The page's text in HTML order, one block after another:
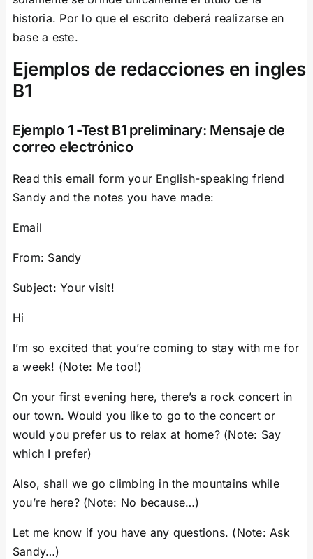
historia. Por lo que el escrito deberá realizarse en
base a este.
Ejemplos de redacciones en ingles
B1
Ejemplo 1 -Test B1 preliminary: Mensaje de
correo electrónico
Read this email form your English-speaking friend
Sandy and the notes you have made:
Email
From: Sandy
Subject: Your visit!
Hi
I’m so excited that you’re coming to stay with me for
a week! (Note: Me too!)
On your first evening here, there’s a rock concert in
our town. Would you like to go to the concert or
would you prefer us to relax at home? (Note: Say
which I prefer)
Also, shall we go climbing in the mountains while
you’re here? (Note: No because…)
Let me know if you have any questions. (Note: Ask
Sandy…)